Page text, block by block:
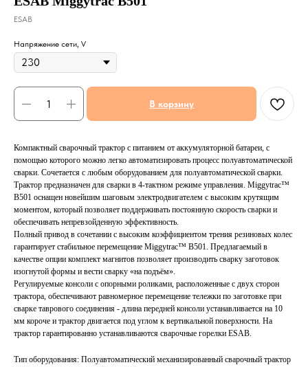
ESAB
Напряжение сети, V
В корзину
Компактный сварочный трактор с питанием от аккумуляторной батареи, с
помощью которого можно легко автоматизировать процесс полуавтоматической
сварки. Сочетается с любым оборудованием для полуавтоматической сварки.
Трактор предназначен для сварки в 4-тактном режиме управления. Miggytrac™
B501 оснащен новейшим шаговым электродвигателем с высоким крутящим
моментом, который позволяет поддерживать постоянную скорость сварки и
обеспечивать непревзойденную эффективность.
Полный привод в сочетании с высоким коэффициентом трения резиновых колес
гарантирует стабильное перемещение Miggytrac™ B501. Предлагаемый в
качестве опции комплект магнитов позволяет производить сварку заготовок
изогнутой формы и вести сварку «на подъём».
Регулируемые консоли с опорными роликами, расположенные с двух сторон
трактора, обеспечивают равномерное перемещение тележки по заготовке при
сварке таврового соединения - длина передней консоли устанавливается на 10
мм короче и трактор двигается под углом к вертикальной поверхности. На
трактор гарантированно устанавливаются сварочные горелки ESAB.
Тип оборудования: Полуавтоматический механизированный сварочный трактор